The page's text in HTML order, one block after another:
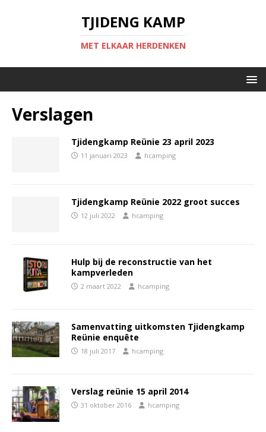
TJIDENG KAMP
MET ELKAAR HERDENKEN
Verslagen
Tjidengkamp Reünie 23 april 2023
11 januari 2023 hcamping
Tjidengkamp Reünie 2022 groot succes
12 juli 2022 hcamping
Hulp bij de reconstructie van het
kampverleden
2 maart 2022 hcamping
Samenvatting uitkomsten Tjidengkamp
Reünie enquête
18 juli 2017 hcamping
Verslag reünie 15 april 2014
31 oktober 2016 hcamping